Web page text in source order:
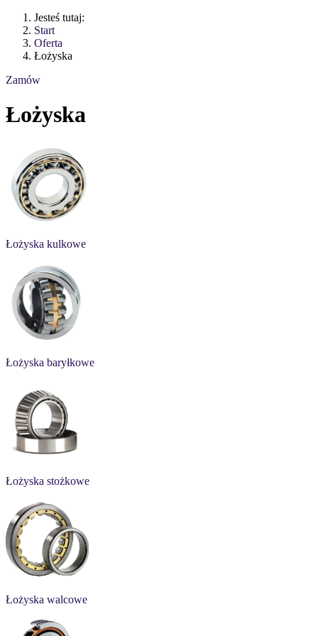
Jesteś tutaj:
Start
Oferta
Łożyska
Zamów
Łożyska
Łożyska kulkowe
Łożyska baryłkowe
Łożyska stożkowe
Łożyska walcowe